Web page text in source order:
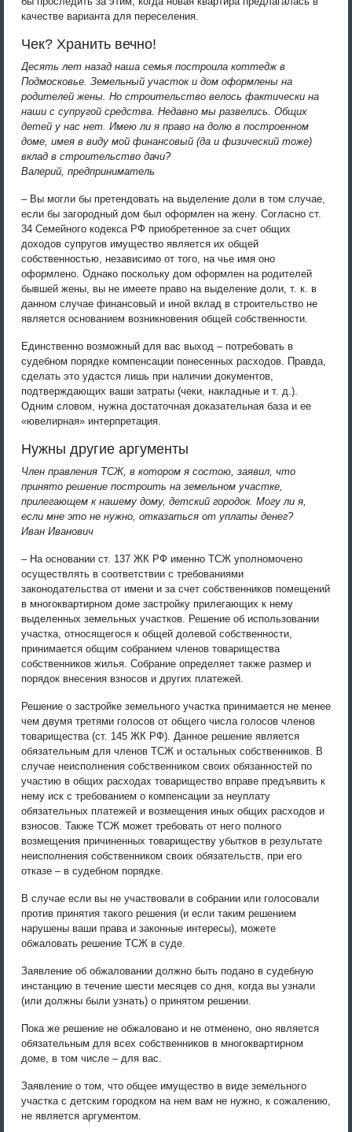
качестве варианта для переселения.
Чек? Хранить вечно!
Десять лет назад наша семья построила коттедж в
Подмосковье. Земельный участок и дом оформлены на
родителей жены. Но строительство велось фактически на
наши с супругой средства. Недавно мы развелись. Общих
детей у нас нет. Имею ли я право на долю в построенном
доме, имея в виду мой финансовый (да и физический тоже)
вклад в строительство дачи?
Валерий, предприниматель
– Вы могли бы претендовать на выделение доли в том случае,
если бы загородный дом был оформлен на жену. Согласно ст.
34 Семейного кодекса РФ приобретенное за счет общих
доходов супругов имущество является их общей
собственностью, независимо от того, на чье имя оно
оформлено. Однако поскольку дом оформлен на родителей
бывшей жены, вы не имеете право на выделение доли, т. к. в
данном случае финансовый и иной вклад в строительство не
является основанием возникновения общей собственности.
Единственно возможный для вас выход – потребовать в
судебном порядке компенсации понесенных расходов. Правда,
сделать это удастся лишь при наличии документов,
подтверждающих ваши затраты (чеки, накладные и т. д.).
Одним словом, нужна достаточная доказательная база и ее
«ювелирная» интерпретация.
Нужны другие аргументы
Член правления ТСЖ, в котором я состою, заявил, что
принято решение построить на земельном участке,
прилегающем к нашему дому, детский городок. Могу ли я,
если мне это не нужно, отказаться от уплаты денег?
Иван Иванович
– На основании ст. 137 ЖК РФ именно ТСЖ уполномочено
осуществлять в соответствии с требованиями
законодательства от имени и за счет собственников помещений
в многоквартирном доме застройку прилегающих к нему
выделенных земельных участков. Решение об использовании
участка, относящегося к общей долевой собственности,
принимается общим собранием членов товарищества
собственников жилья. Собрание определяет также размер и
порядок внесения взносов и других платежей.
Решение о застройке земельного участка принимается не менее
чем двумя третями голосов от общего числа голосов членов
товарищества (ст. 145 ЖК РФ). Данное решение является
обязательным для членов ТСЖ и остальных собственников. В
случае неисполнения собственником своих обязанностей по
участию в общих расходах товарищество вправе предъявить к
нему иск с требованием о компенсации за неуплату
обязательных платежей и возмещения иных общих расходов и
взносов. Также ТСЖ может требовать от него полного
возмещения причиненных товариществу убытков в результате
неисполнения собственником своих обязательств, при его
отказе – в судебном порядке.
В случае если вы не участвовали в собрании или голосовали
против принятия такого решения (и если таким решением
нарушены ваши права и законные интересы), можете
обжаловать решение ТСЖ в суде.
Заявление об обжаловании должно быть подано в судебную
инстанцию в течение шести месяцев со дня, когда вы узнали
(или должны были узнать) о принятом решении.
Пока же решение не обжаловано и не отменено, оно является
обязательным для всех собственников в многоквартирном
доме, в том числе – для вас.
Заявление о том, что общее имущество в виде земельного
участка с детским городком на нем вам не нужно, к сожалению,
не является аргументом.